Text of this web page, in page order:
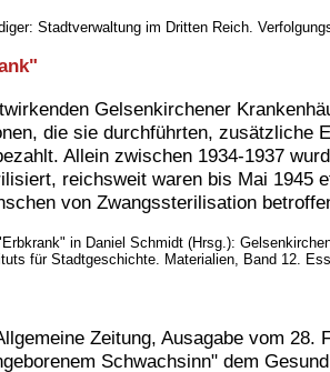
Stadtverwaltung im Dritten Reich.
Gelsenkirchener
die sie durchführten, zusätzliche
Allein zwischen 1934-1937
reichsweit waren bis Mai 1945
von Zwangssterilisation
in Daniel Schmidt (Hrsg.):
für Stadtgeschichte. Materialien, Band 12.
Zeitung, Ausagabe vom
Schwachsinn" dem